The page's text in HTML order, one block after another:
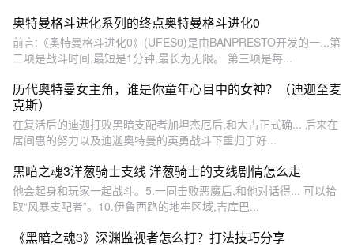
奥特曼格斗进化系列的终点奥特曼格斗进化0
前言:《奥特曼格斗进化0》(UFES0)是由BANPRESTO开发的一...第
二项是战斗时间,最短是1分钟,最长为无限。 第三项是每...
历代奥特曼女主角，谁是你童年心目中的女神？（迪迦至麦
克斯）
在复活后的迪迦打败黑暗支配者加坦杰厄后,和大古正式确... 后来在
居间惠的努力以及迪迦奥特曼的英勇战斗下重归于好...
黑暗之魂3洋葱骑士支线 洋葱骑士的支线剧情怎么走
他会起身和玩家一起战斗。5.一同击败恶魔后,和他对话得... 可以拾
取“风暴支配者”。10.伊鲁西路的地牢区域,吉库巴...
《黑暗之魂3》深渊监视者怎么打？打法技巧分享